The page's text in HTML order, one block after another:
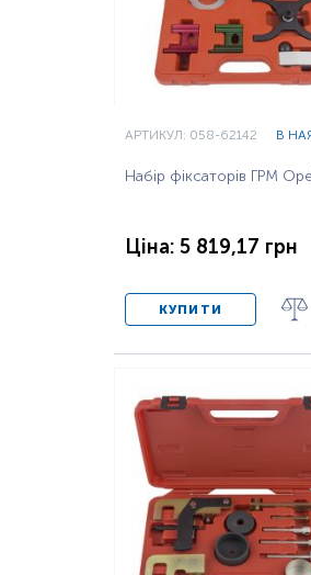
АРТИКУЛ: 058-62142 В
Набір фіксаторів ГРМ
Ціна: 5 819,17 грн
КУПИТИ